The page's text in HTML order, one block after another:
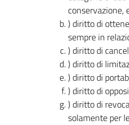
conservazione,
) diritto di
sempre in
) diritto di
) diritto di
) diritto di
) diritto di
) diritto di
solamente per